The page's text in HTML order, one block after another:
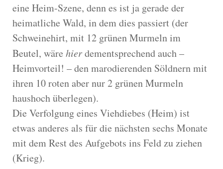
eine Heim-Szene, denn es ist ja gerade der
heimatliche Wald, in dem dies passiert (der
Schweinehirt, mit 12 grünen Murmeln im
Beutel, wäre hierdementsprechend auch –
Heimvorteil! – den marodierenden Söldnern mit
ihren 10 roten aber nur 2 grünen Murmeln
haushoch überlegen).
Die Verfolgung eines Viehdiebes (Heim) ist
etwas anderes als für die nächsten sechs Monate
mit dem Rest des Aufgebots ins Feld zu ziehen
(Krieg).